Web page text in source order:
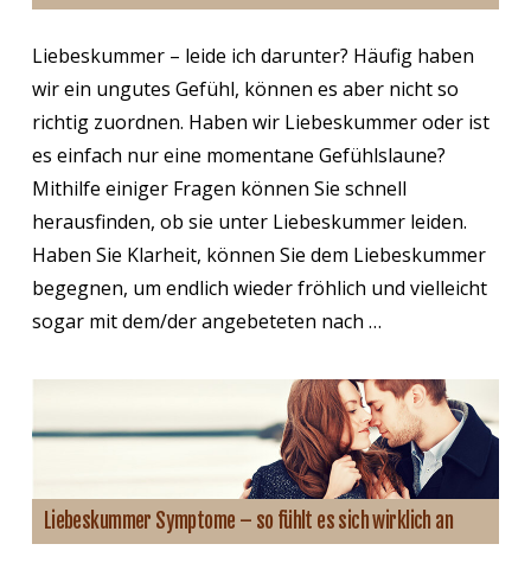
Liebeskummer – leide ich darunter? Häufig haben
wir ein ungutes Gefühl, können es aber nicht so
richtig zuordnen. Haben wir Liebeskummer oder ist
es einfach nur eine momentane Gefühlslaune?
Mithilfe einiger Fragen können Sie schnell
herausfinden, ob sie unter Liebeskummer leiden.
Haben Sie Klarheit, können Sie dem Liebeskummer
begegnen, um endlich wieder fröhlich und vielleicht
sogar mit dem/der angebeteten nach …
Liebeskummer Symptome – so fühlt es sich wirklich an